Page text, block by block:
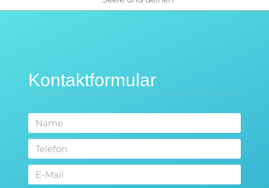
Kontaktformular